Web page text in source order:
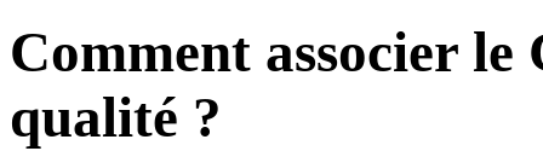
Comment associer le
qualité ?